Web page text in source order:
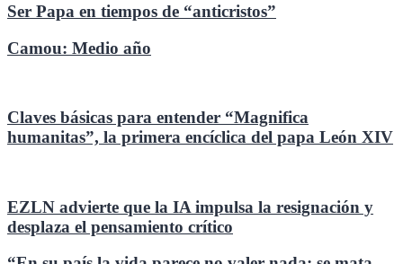
Ser Papa en tiempos de “anticristos”
Camou: Medio año
Claves básicas para entender “Magnifica
humanitas”, la primera encíclica del papa León XIV
EZLN advierte que la IA impulsa la resignación y
desplaza el pensamiento crítico